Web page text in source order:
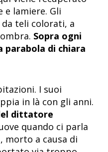
lamiere. Gli
teli colorati, a
Sopra ogni
parabola di chiara
I suoi
in là con gli anni.
dittatore
quando ci parla
morto a causa di